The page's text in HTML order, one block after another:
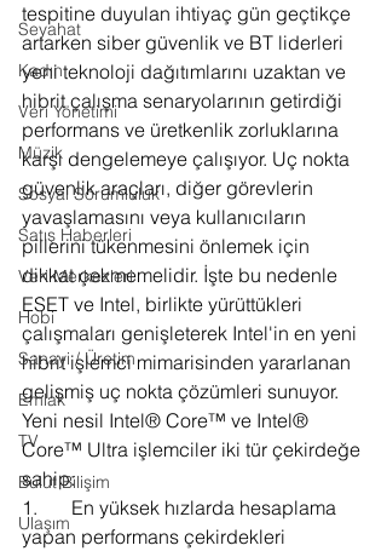
Seyahat
Kadın
Veri Yönetimi
Müzik
Sosyal Sorumluluk
Satış Haberleri
Veri Merkezleri
Hobi
Sanayi / Üretim
Emlak
TV
Bulut Bilişim
Ulaşım
tespitine duyulan ihtiyaç gün geçtikçe
artarken siber güvenlik ve BT liderleri
yeni teknoloji dağıtımlarını uzaktan ve
hibrit çalışma senaryolarının getirdiği
performans ve üretkenlik zorluklarına
karşı dengelemeye çalışıyor. Uç nokta
güvenlik araçları, diğer görevlerin
yavaşlamasını veya kullanıcıların
pillerini tükenmesini önlemek için
dikkat çekmemelidir. İşte bu nedenle
ESET ve Intel, birlikte yürüttükleri
çalışmaları genişleterek Intel'in en yeni
hibrit işlemci mimarisinden yararlanan
gelişmiş uç nokta çözümleri sunuyor.
Yeni nesil Intel® Core™ ve Intel®
Core™ Ultra işlemciler iki tür çekirdeğe
sahip:
1.       En yüksek hızlarda hesaplama
yapan performans çekirdekleri